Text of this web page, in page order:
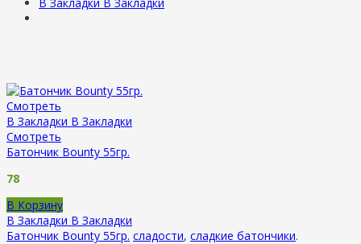
Смотреть
В Закладки В Закладки
Смотреть
Батончик Bounty 55гр.
78
В Корзину
В Закладки В Закладки
Батончик Bounty 55гр. сладости, сладкие батончики.